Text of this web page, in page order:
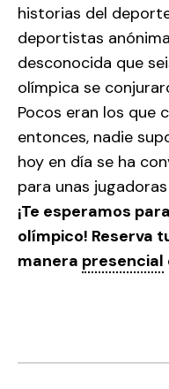
historias del
deportistas
desconocida que
olímpica se
Pocos eran los que
entonces, nadie
hoy en día se ha
para unas
¡Te esperamos
olímpico! Reserva
manera presencial